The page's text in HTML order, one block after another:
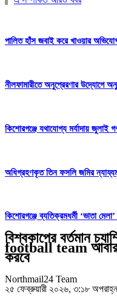
পালিত হাঁস জবাই করে খাওয়ার
নীলফামারীতে অনুপ্রেরণার উদ্যোগে
কিশোরগঞ্জে যথাযোগ্য মর্যাদায় জুলাই
অধিগ্রহণকৃত তিন ফসলি জমির
কিশোরগঞ্জে ব্যতিক্রমধর্মী ‘ভাতা
বিশ্বকাপের বর্তমান
football team আবারও
করবে
Northmail24 Team
২৫ ফেব্রুয়ারী ২০২৬, ৩:১৮